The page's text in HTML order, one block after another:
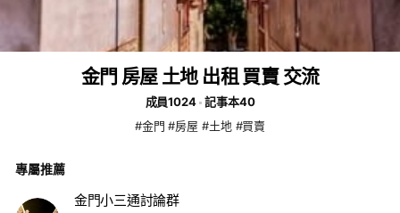
金門 房屋 土地 出租 買賣 交流
成員1024
記事本40
#金門 #房屋 #土地 #買賣
專屬推薦
金門小三通討論群